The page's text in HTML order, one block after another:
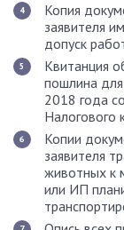
Копия
заявителя
допуск
Квитанция
пошлина
2018 года
Налогового
Копии
заявителя
животных к
или ИП